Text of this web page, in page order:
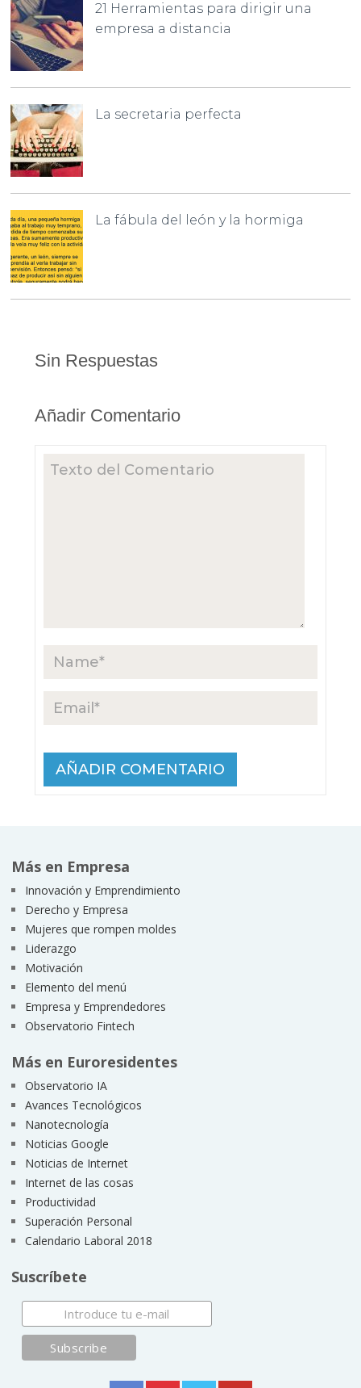
21 Herramientas para dirigir una
empresa a distancia
La secretaria perfecta
La fábula del león y la hormiga
Sin Respuestas
Añadir Comentario
Más en Empresa
Innovación y Emprendimiento
Derecho y Empresa
Mujeres que rompen moldes
Liderazgo
Motivación
Elemento del menú
Empresa y Emprendedores
Observatorio Fintech
Más en Euroresidentes
Observatorio IA
Avances Tecnológicos
Nanotecnología
Noticias Google
Noticias de Internet
Internet de las cosas
Productividad
Superación Personal
Calendario Laboral 2018
Suscríbete